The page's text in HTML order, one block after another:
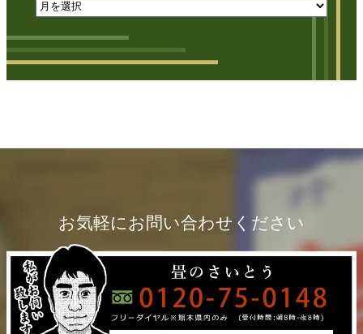
お気軽にお問い合わせください